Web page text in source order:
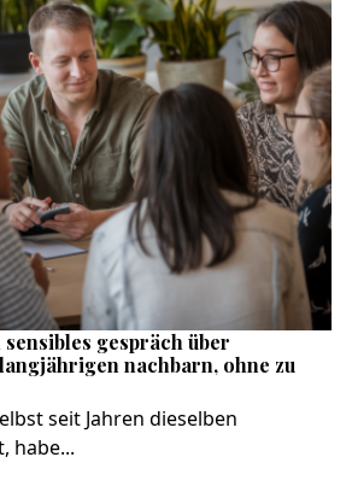
gespräch über
nachbarn, ohne zu
seit Jahren dieselben
habe...